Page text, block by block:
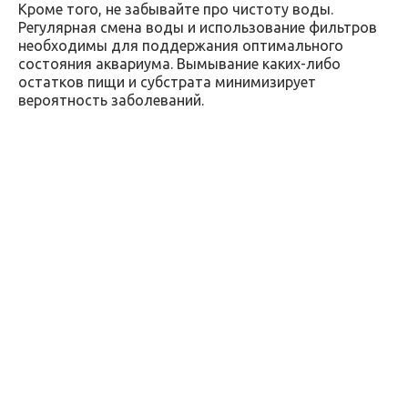
Кроме того, не забывайте про чистоту воды.
Регулярная смена воды и использование фильтров
необходимы для поддержания оптимального
состояния аквариума. Вымывание каких-либо
остатков пищи и субстрата минимизирует
вероятность заболеваний.